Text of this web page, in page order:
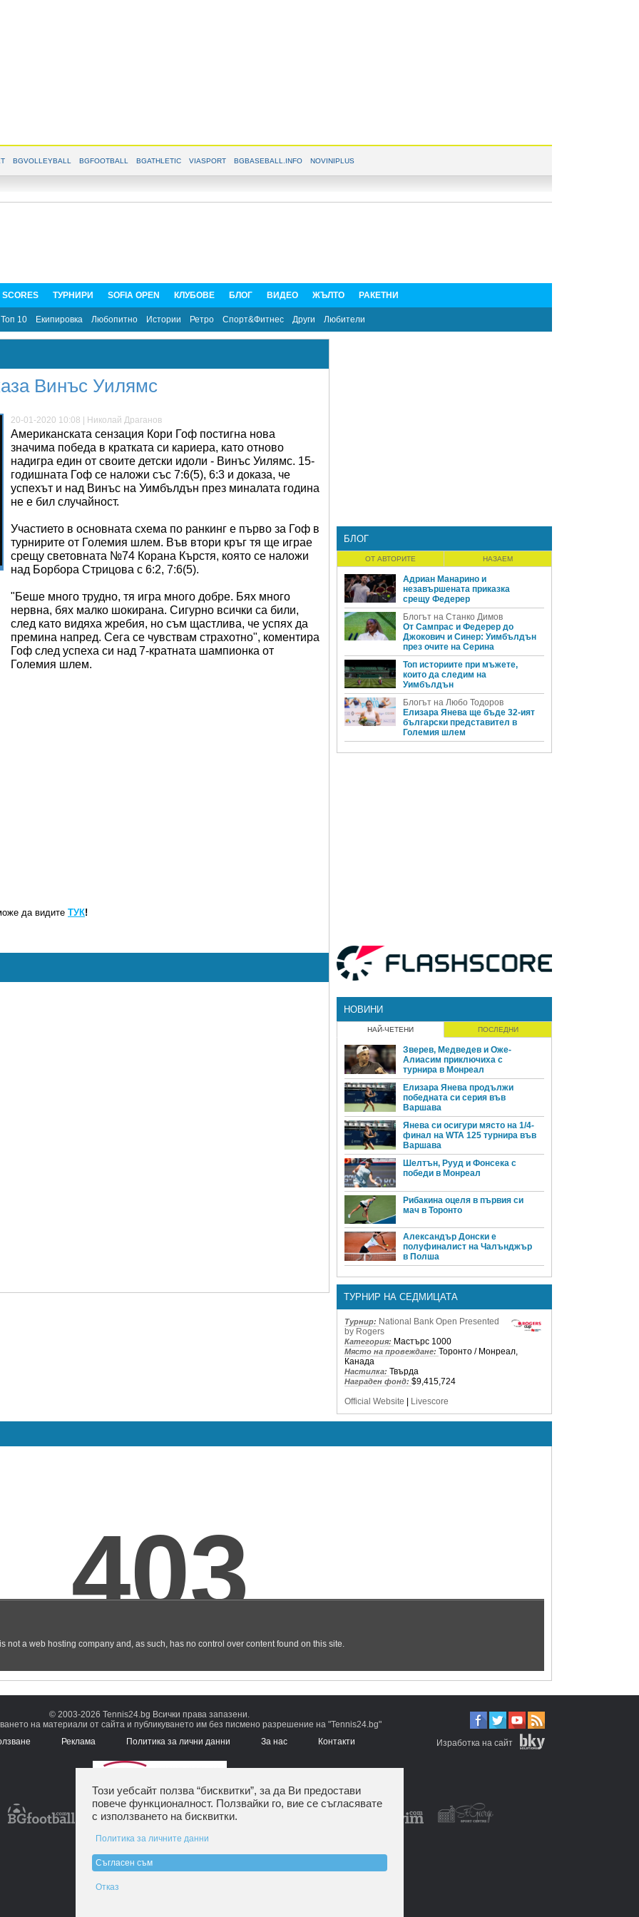
BGVOLLEYBALL BGFOOTBALL BGATHLETIC VIASPORT BGBASEBALL.INFO NOVINIPLUS
SCORES ТУРНИРИ SOFIA OPEN КЛУБОВЕ БЛОГ ВИДЕО ЖЪЛТО РАКЕТНИ
Топ 10 Екипировка Любопитно Истории Ретро Спорт&Фитнес Други Любители
Винъс Уилямс
20-01-2020 10:08 | Николай Драганов
Американската сензация Кори Гоф постигна нова
значима победа в кратката си кариера, като отново
надигра един от своите детски идоли - Винъс Уилямс. 15-
годишната Гоф се наложи със 7:6(5), 6:3 и доказа, че
успехът и над Винъс на Уимбълдън през миналата година
не е бил случайност.
Участието в основната схема по ранкинг е първо за Гоф в
турнирите от Големия шлем. Във втори кръг тя ще играе
срещу световната №74 Корана Кърстя, която се наложи
над Борбора Стрицова с 6:2, 7:6(5).
"Беше много трудно, тя игра много добре. Бях много
нервна, бях малко шокирана. Сигурно всички са били,
след като видяха жребия, но съм щастлива, че успях да
премина напред. Сега се чувствам страхотно", коментира
Гоф след успеха си над 7-кратната шампионка от
Големия шлем.
да видите ТУК!
БЛОГ
ОТ АВТОРИТЕ НАЗАЕМ
Адриан Манарино и
незавършената приказка
срещу Федерер
Блогът на Станко Димов
От Сампрас и Федерер до
Джокович и Синер: Уимбълдън
през очите на Серина
Топ историите при мъжете,
които да следим на
Уимбълдън
Блогът на Любо Тодоров
Елизара Янева ще бъде 32-ият
български представител в
Големия шлем
НОВИНИ
НАЙ-ЧЕТЕНИ ПОСЛЕДНИ
Зверев, Медведев и Оже-
Алиасим приключиха с
турнира в Монреал
Елизара Янева продължи
победната си серия във
Варшава
Янева си осигури място на 1/4-
финал на WTA 125 турнира във
Варшава
Шелтън, Рууд и Фонсека с
победи в Монреал
Рибакина оцеля в първия си
мач в Торонто
Александър Донски е
полуфиналист на Чалънджър
в Полша
ТУРНИР НА СЕДМИЦАТА
Турнир: National Bank Open Presented
by Rogers
Категория: Мастърс 1000
Място на провеждане: Торонто / Монреал,
Канада
Настилка: Твърда
Награден фонд: $9,415,724
Official Website
Livescore
© 2003-2026 Tennis24.bg Всички права запазени.
на материали от сайта и публикуването им без писмено разрешение на "Tennis24.bg"
Реклама Политика за лични данни За нас Контакти Изработка на сайт
Този уебсайт ползва “бисквитки”, за да Ви предостави
повече функционалност. Ползвайки го, вие се съгласявате
с използването на бисквитки.
Политика за личните данни
Съгласен съм
Отказ